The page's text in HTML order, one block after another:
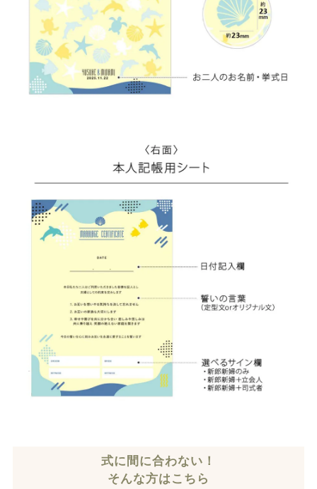
式に間に合わない！
そんな方はこちら